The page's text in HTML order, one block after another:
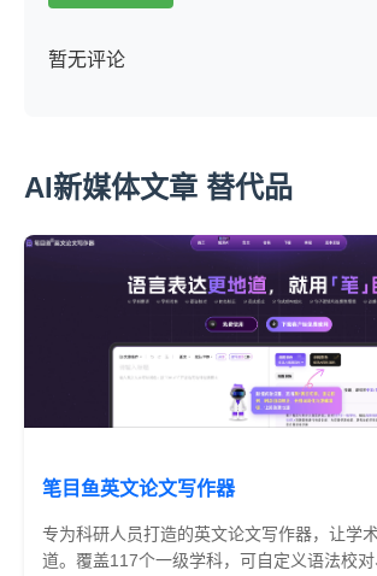
暂无评论
AI新媒体文章 替代品
笔目鱼英文论文写作器
专为科研人员打造的英文论文写作器，让学
道。覆盖117个一级学科，可自定义语法校